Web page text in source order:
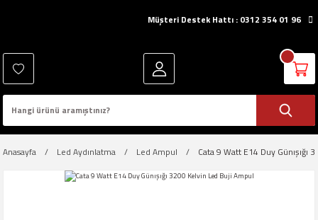
Müşteri Destek Hattı : 0312 354 01 96
Anasayfa Led Aydınlatma Led Ampul Cata 9 Watt E14 Duy